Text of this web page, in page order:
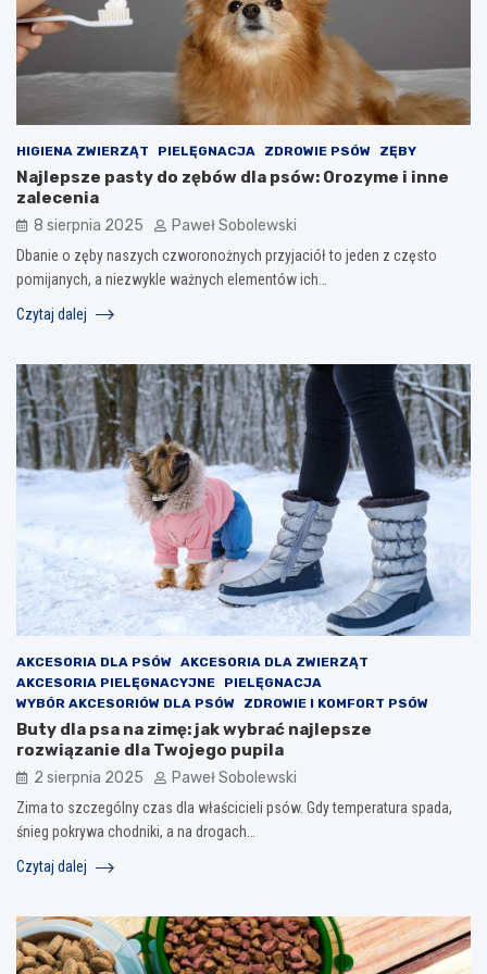
HIGIENA ZWIERZĄT PIELĘGNACJA ZDROWIE PSÓW ZĘBY
Najlepsze pasty do zębów dla psów: Orozyme i inne
zalecenia
8 sierpnia 2025 Paweł Sobolewski
Dbanie o zęby naszych czworonożnych przyjaciół to jeden z często
pomijanych, a niezwykle ważnych elementów ich…
Czytaj dalej
AKCESORIA DLA PSÓW AKCESORIA DLA ZWIERZĄT
AKCESORIA PIELĘGNACYJNE
PIELĘGNACJA
WYBÓR AKCESORIÓW DLA PSÓW
ZDROWIE I KOMFORT PSÓW
Buty dla psa na zimę: jak wybrać najlepsze
rozwiązanie dla Twojego pupila
2 sierpnia 2025 Paweł Sobolewski
Zima to szczególny czas dla właścicieli psów. Gdy temperatura spada,
śnieg pokrywa chodniki, a na drogach…
Czytaj dalej